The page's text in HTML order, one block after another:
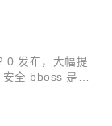
引用第三方Da
例 https://esd
数据采集&流
...
发布，大幅提
全 bboss 是一
Hig